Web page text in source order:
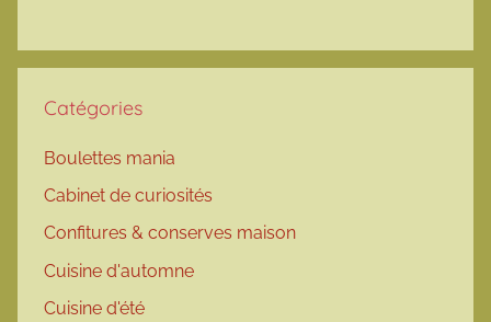
Catégories
Boulettes mania
Cabinet de curiosités
Confitures & conserves maison
Cuisine d'automne
Cuisine d'été